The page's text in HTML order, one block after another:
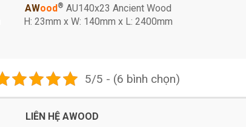
AWood® AU140x23 Ancient Wood
H: 23mm x W: 140mm x L: 2400mm
5/5 - (6 bình chọn)
LIÊN HỆ AWOOD